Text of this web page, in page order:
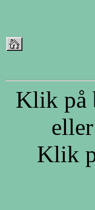
Klik på
Klik